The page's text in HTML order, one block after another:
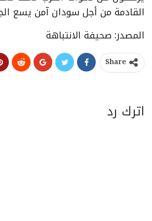
القادمة من أجل سودان آمن يسع
المصدر: صحيفة الانتباهة
Share
اترك رد